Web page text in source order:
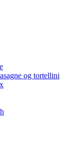
og tortellini